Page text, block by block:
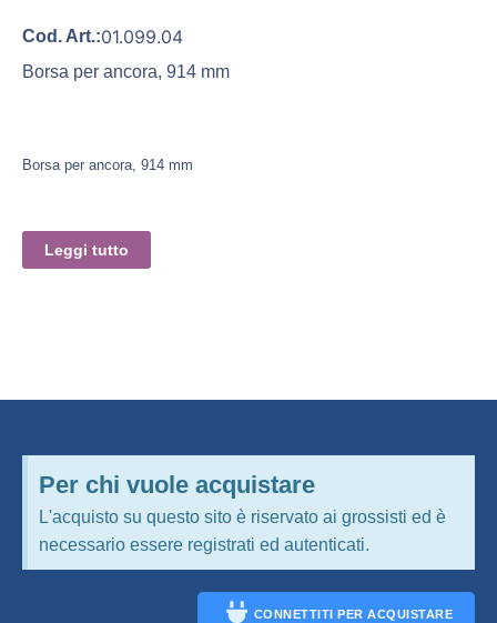
Cod. Art.:01.099.04
Borsa per ancora, 914 mm
Borsa per ancora, 914 mm
Leggi tutto
Per chi vuole acquistare
L'acquisto su questo sito è riservato ai grossisti ed è
necessario essere registrati ed autenticati.
CONNETTITI PER ACQUISTARE